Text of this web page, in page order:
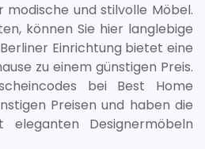
modische und stilvolle Möbel.
können Sie hier langlebige
Einrichtung bietet eine
zu einem günstigen Preis.
bei Best Home
Preisen und haben die
Designermöbeln